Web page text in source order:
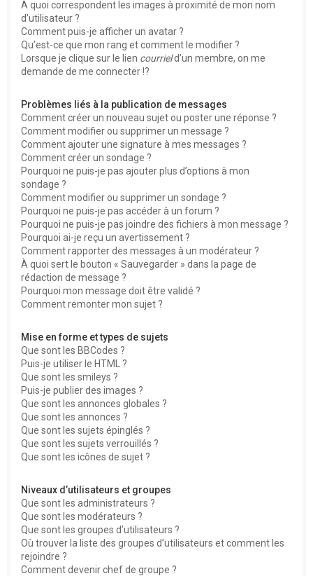
A quoi correspondent les images à proximité de mon nom
d’utilisateur ?
Comment puis-je afficher un avatar ?
Qu’est-ce que mon rang et comment le modifier ?
Lorsque je clique sur le lien courrield’un membre, on me
demande de me connecter !?
Problèmes liés à la publication de messages
Comment créer un nouveau sujet ou poster une réponse ?
Comment modifier ou supprimer un message ?
Comment ajouter une signature à mes messages ?
Comment créer un sondage ?
Pourquoi ne puis-je pas ajouter plus d’options à mon
sondage ?
Comment modifier ou supprimer un sondage ?
Pourquoi ne puis-je pas accéder à un forum ?
Pourquoi ne puis-je pas joindre des fichiers à mon message ?
Pourquoi ai-je reçu un avertissement ?
Comment rapporter des messages à un modérateur ?
À quoi sert le bouton « Sauvegarder » dans la page de
rédaction de message ?
Pourquoi mon message doit être validé ?
Comment remonter mon sujet ?
Mise en forme et types de sujets
Que sont les BBCodes ?
Puis-je utiliser le HTML ?
Que sont les smileys ?
Puis-je publier des images ?
Que sont les annonces globales ?
Que sont les annonces ?
Que sont les sujets épinglés ?
Que sont les sujets verrouillés ?
Que sont les icônes de sujet ?
Niveaux d’utilisateurs et groupes
Que sont les administrateurs ?
Que sont les modérateurs ?
Que sont les groupes d’utilisateurs ?
Où trouver la liste des groupes d’utilisateurs et comment les
rejoindre ?
Comment devenir chef de groupe ?